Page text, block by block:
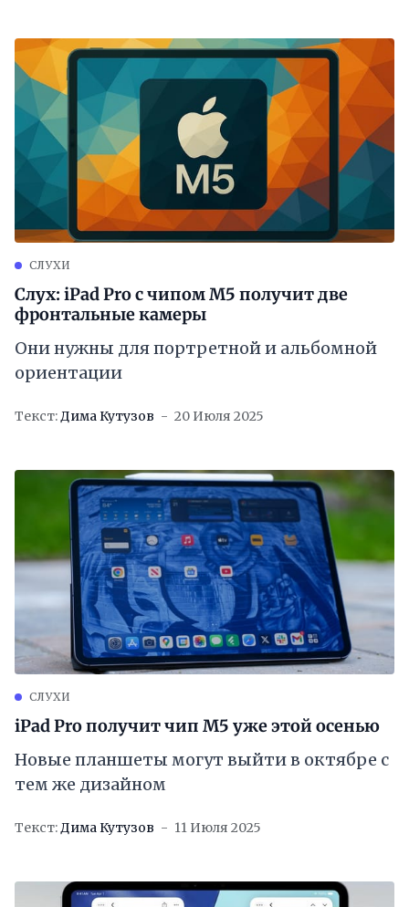
СЛУХИ
Слух: iPad Pro с чипом M5 получит две
фронтальные камеры
Они нужны для портретной и альбомной
ориентации
Текст:Дима Кутузов 20 Июля 2025
СЛУХИ
iPad Pro получит чип M5 уже этой осенью
Новые планшеты могут выйти в октябре с
тем же дизайном
Текст:Дима Кутузов 11 Июля 2025